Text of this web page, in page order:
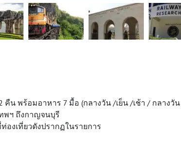
น พร้อมอาหาร 7 มื้อ (กลางวัน /เย็น /เช้า / กลางวัน
พฯ ถึงกาญจนบุรี
งเที่ยวดังปรากฏในรายการ